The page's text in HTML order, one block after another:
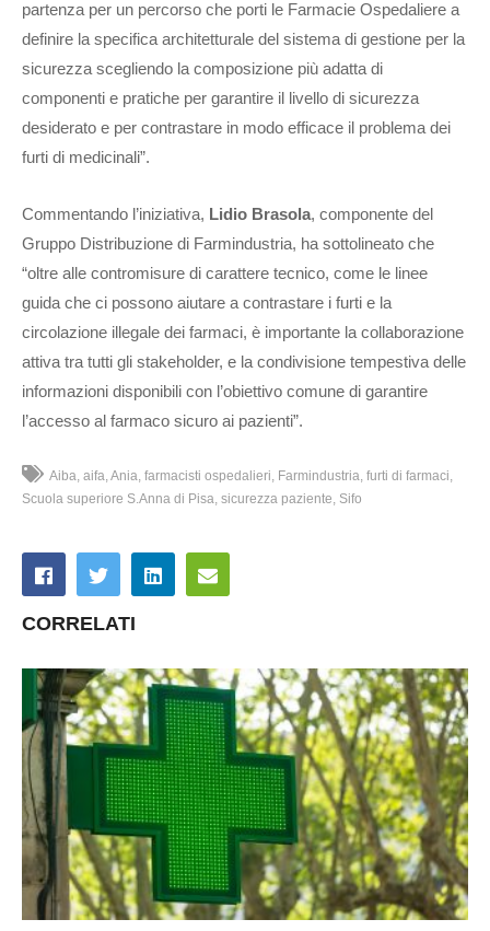
partenza per un percorso che porti le Farmacie Ospedaliere a
definire la specifica architetturale del sistema di gestione per la
sicurezza scegliendo la composizione più adatta di
componenti e pratiche per garantire il livello di sicurezza
desiderato e per contrastare in modo efficace il problema dei
furti di medicinali”.
Commentando l’iniziativa, Lidio Brasola, componente del
Gruppo Distribuzione di Farmindustria, ha sottolineato che
“oltre alle contromisure di carattere tecnico, come le linee
guida che ci possono aiutare a contrastare i furti e la
circolazione illegale dei farmaci, è importante la collaborazione
attiva tra tutti gli stakeholder, e la condivisione tempestiva delle
informazioni disponibili con l’obiettivo comune di garantire
l’accesso al farmaco sicuro ai pazienti”.
Aiba aifa Ania farmacisti ospedalieri Farmindustria furti di farmaci
Scuola superiore S.Anna di Pisa sicurezza paziente Sifo
CORRELATI